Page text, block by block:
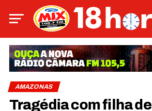
AMAZONAS
Tragédia com filha de